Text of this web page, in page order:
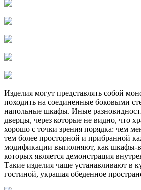
Изделия могут представлять собой
походить на соединенные боковыми
напольные шкафы. Иные
дверцы, через которые не видно, что
хорошо с точки зрения порядка: чем
тем более просторной и прибранной
модификации выполняют, как шкафы-
которых является демонстрация
Такие изделия чаще устанавливают в
гостиной, украшая обеденное